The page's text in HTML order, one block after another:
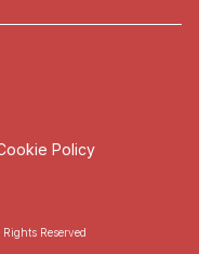
Policy
Reserved